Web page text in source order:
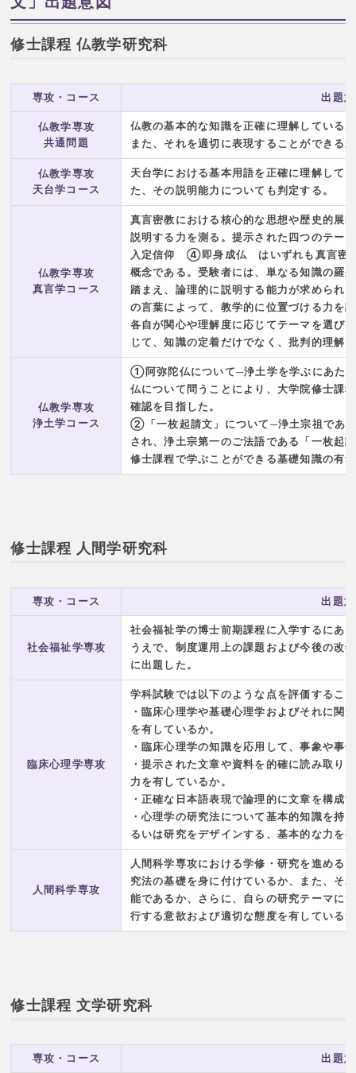
修士課程 仏教学研究科
専攻・コース 出題
仏教学専攻
共通問題
仏教の基本的な知識を正確に理解している
また、それを適切に表現することができる
仏教学専攻
天台学コース
天台学における基本用語を正確に理解して
た、その説明能力についても判定する。
仏教学専攻
真言学コース
真言密教における核心的な思想や歴史的展
説明する力を測る。提示された四つ
入定信仰 ④即身成仏 はいずれも真言密教
概念である。受験者には、単なる知識の羅
踏まえ、論理的に説明する能力が求められ
の言葉によって、教学的に位置づける力を
各自が関心や理解度に応じてテーマを選び
じて、知識の定着だけでなく、批判的理解
仏教学専攻
浄土学コース
①阿弥陀仏について─浄土学を学ぶにあた
仏について問うことにより、大学院修士課
確認を目指した。
②「一枚起請文」について─浄土宗祖であ
され、浄土宗第一のご法語である「一枚起
修士課程で学ぶことができる基礎知識の有
修士課程 人間学研究科
専攻・コース 出題
社会福祉学専攻
社会福祉学の博士前期課程に入学するにあ
うえで、制度運用上の課題および今後の改
に出題した。
臨床心理学専攻
学科試験では以下のような点を評価するこ
・臨床心理学や基礎心理学およびそれに関
を有しているか。
・臨床心理学の知識を応用して、事象や事
・提示された文章や資料を的確に読み取り
力を有しているか。
・正確な日本語表現で論理的に文章を構成
・心理学の研究法について基本的知識を持
るいは研究をデザインする、基本的な力を
人間科学専攻
人間科学専攻における学修・研究を進める
究法の基礎を身に付けているか、また、そ
能であるか、さらに、自らの研究テーマに
行する意欲および適切な態度を有している
修士課程 文学研究科
専攻・コース 出題